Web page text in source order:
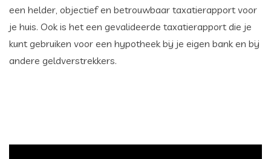
een helder, objectief en betrouwbaar taxatierapport voor
je huis. Ook is het een gevalideerde taxatierapport die je
kunt gebruiken voor een hypotheek bij je eigen bank en bij
andere geldverstrekkers.